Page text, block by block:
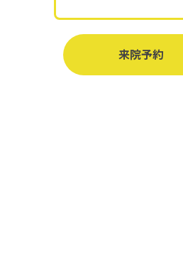
来院予約